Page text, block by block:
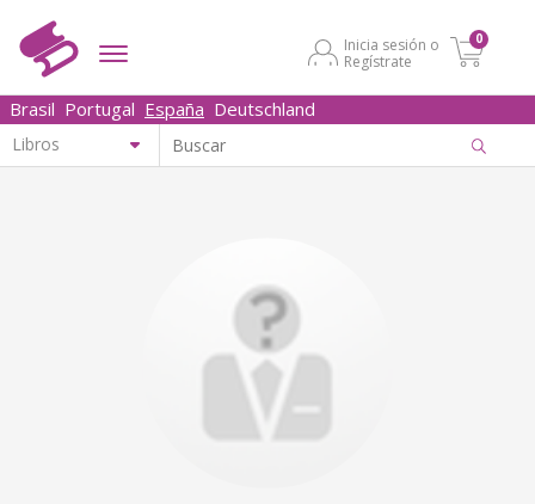
Inicia sesión o
Regístrate
0
Brasil Portugal España Deutschland